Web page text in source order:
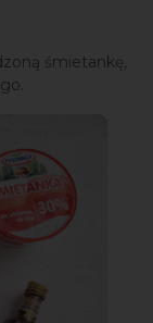
śmietankę,